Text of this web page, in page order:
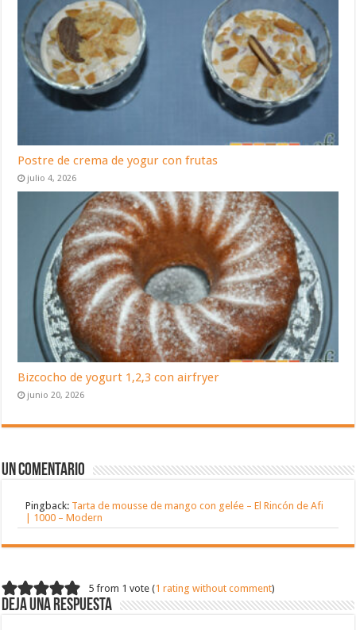
Postre de crema de yogur con frutas
julio 4, 2026
Bizcocho de yogurt 1,2,3 con airfryer
junio 20, 2026
Un comentario
Pingback: Tarta de mousse de mango con gelée – El Rincón de Afi
| 1000 – Modern
5 from 1 vote (1 rating without comment)
Deja una respuesta